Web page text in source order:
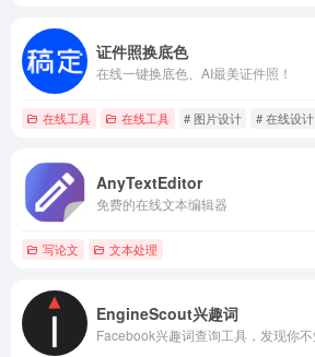
证件照换底色
在线一键换底色、AI最美证件照！
在线工具 在线工具 # 图片设计 # 在线设计
AnyTextEditor
免费的在线文本编辑器
写论文 文本处理
EngineScout兴趣词